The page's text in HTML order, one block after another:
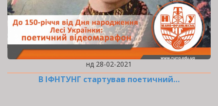
нд 28-02-2021
В ІФНТУНГ стартував поетичний…